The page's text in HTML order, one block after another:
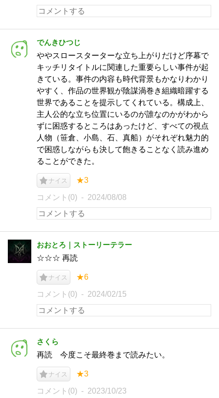
でんきひつじ
ややスロースターターな立ち上がりだけど序幕で
キッチリタイトルに関連した重要らしい事件が起
きている。事件の内容も時代背景もかなりわかり
やすく、作品の世界観が陰謀渦巻き組織暗躍する
世界であることを提示してくれている。構成上、
主人公的な立ち位置にいるのが誰なのかがわから
ずに困惑するところはあったけど、すべての視点
人物（笹倉、小島、石、真船）がそれぞれ魅力的
で困惑しながらも決して飽きることなく読み進め
ることができた。
ナイス ★3
コメント(0) 2024/08/08
おおとろ｜ストーリーテラー
☆☆☆ 再読
ナイス ★6
コメント(0) 2024/02/15
さくら
再読 今度こそ最終巻まで読みたい。
ナイス ★3
コメント(0) 2023/10/23